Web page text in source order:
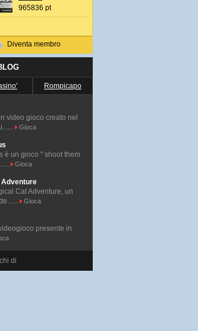
965836 pt
Diventa membro
Rompicapo
video gioco creato nel
Gioca
è un gioco " shoot them
Gioca
Adventure
Cat Adventure, un
Gioca
presente in
di